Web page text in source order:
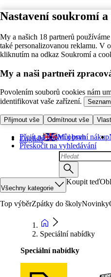
Nastavení soukromí a
My a našich 18 partnerů
také personalizovanou reklamu. V
kliknutím na odkaz Soukromí a
My a naši partneři
Povolením souborů cookies nám
identifikovat vaše zařízení.
Přijmout vše Odmítnout vše
Přejít na hlavní obsah
Přeskočit na vyhledávání
English Můj první nákup
Všechny kategorie
Koupit teď
Top výběrZpátky do školyNovinky
Speciální nabídky
Speciální nabídky